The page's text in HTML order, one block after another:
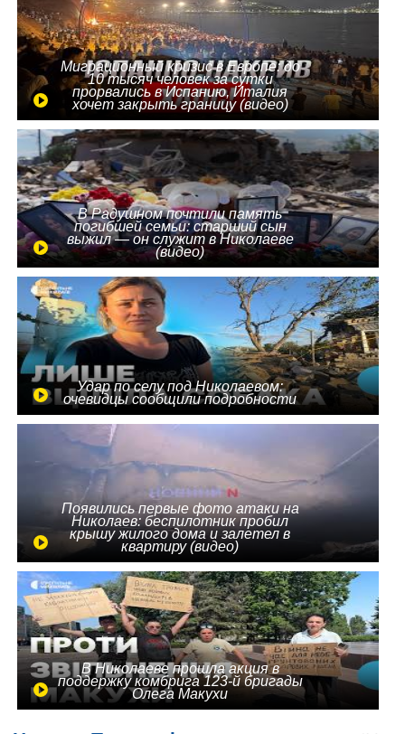
Миграционный кризис в Европе: до
10 тысяч человек за сутки
прорвались в Испанию, Италия
хочет закрыть границу (видео)
В Радушном почтили память
погибшей семьи: старший сын
выжил — он служит в Николаеве
(видео)
Удар по селу под Николаевом:
очевидцы сообщили подробности
Появились первые фото атаки на
Николаев: беспилотник пробил
крышу жилого дома и залетел в
квартиру (видео)
В Николаеве прошла акция в
поддержку комбрига 123-й бригады
Олега Макухи